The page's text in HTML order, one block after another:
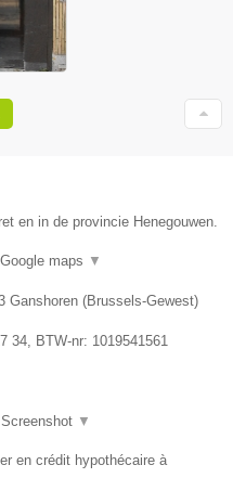
en in de provincie Henegouwen.
Google maps ▼
Ganshoren (Brussels-Gewest)
34 , BTW-nr: 1019541561
Screenshot ▼
en crédit hypothécaire à